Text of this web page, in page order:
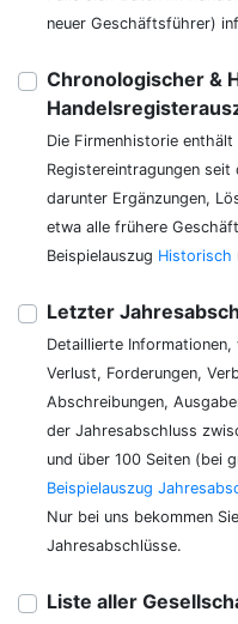
neuer Geschäftsführer)
Chronologischer &
Die Firmenhistorie
Registereintragungen seit
darunter Ergänzungen,
etwa alle frühere
Beispielauszug Historisch
Letzter
Detaillierte Informationen,
Verlust, Forderungen,
Abschreibungen,
der Jahresabschluss
und über 100 Seiten (bei
Beispielauszug
Nur bei uns bekommen
Jahresabschlüsse.
Liste aller